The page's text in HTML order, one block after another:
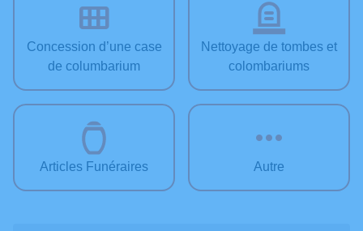
Concession d’une case
de columbarium
Nettoyage de tombes et
colombariums
Articles Funéraires Autre